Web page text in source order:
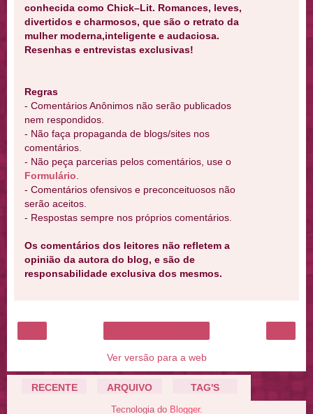
conhecida como Chick–Lit. Romances, leves,
divertidos e charmosos, que são o retrato da
mulher moderna,inteligente e audaciosa.
Resenhas e entrevistas exclusivas!
Regras
- Comentários Anônimos não serão publicados
nem respondidos.
- Não faça propaganda de blogs/sites nos
comentários.
- Não peça parcerias pelos comentários, use o
Formulário
- Comentários ofensivos e preconceituosos não
serão aceitos.
- Respostas sempre nos próprios comentários.
Os comentários dos leitores não refletem a
opinião da autora do blog, e são de
responsabilidade exclusiva dos mesmos.
Ver versão para a web
RECENTE ARQUIVO TAG'S
Tecnologia do Blogger.